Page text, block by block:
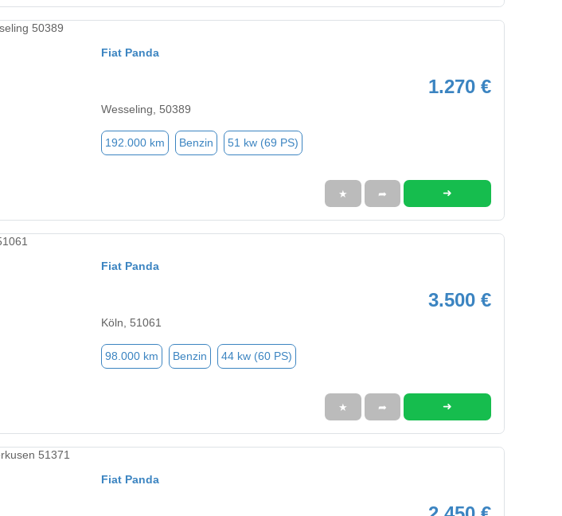
Fiat Panda
1.270 €
Wesseling, 50389
192.000 km Benzin 51 kw (69 PS)
★ ➦ ➜
Fiat Panda
3.500 €
Köln, 51061
98.000 km Benzin 44 kw (60 PS)
★ ➦ ➜
Fiat Panda